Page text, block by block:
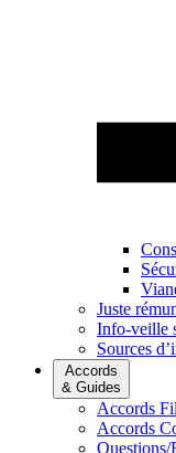
Juste
Info-veille
Sources
Accords
& Guides
Accords
Accords
Questions/